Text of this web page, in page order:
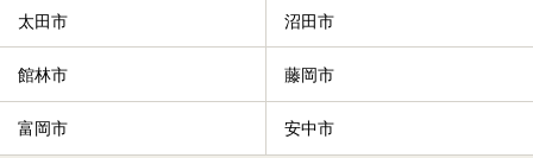
太田市 沼田市
館林市 藤岡市
富岡市 安中市